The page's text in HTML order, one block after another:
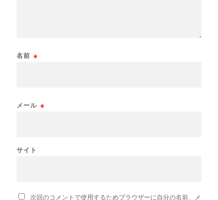
名前 ※
メール ※
サイト
次回のコメントで使用するためブラウザーに自分の名前、メ